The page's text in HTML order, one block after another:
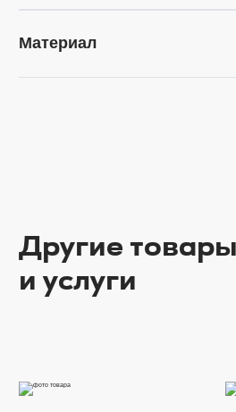
Материал
Другие товары
и услуги